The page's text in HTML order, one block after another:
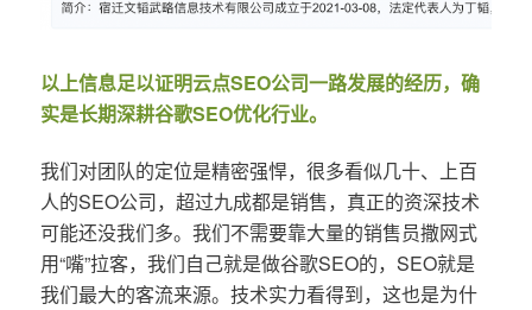
以上信息足以证明云点SEO公司一路发展的经历，确
实是长期深耕谷歌SEO优化行业。
我们对团队的定位是精密强悍，很多看似几十、上百
人的SEO公司，超过九成都是销售，真正的资深技术
可能还没我们多。我们不需要靠大量的销售员撒网式
用“嘴”拉客，我们自己就是做谷歌SEO的，SEO就是
我们最大的客流来源。技术实力看得到，这也是为什